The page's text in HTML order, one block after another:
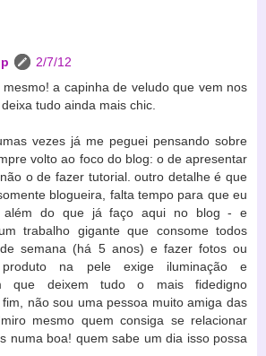
2/7/12
a capinha de veludo que vem nos
tudo ainda mais chic.
vezes já me peguei pensando sobre
volto ao foco do blog: o de apresentar
o de fazer tutorial. outro detalhe é que
blogueira, falta tempo para que eu
além do que já faço aqui no blog - e
trabalho gigante que consome todos
semana (há 5 anos) e fazer fotos ou
na pele exige iluminação e
que deixem tudo o mais fidedigno
não sou uma pessoa muito amiga das
mesmo quem consiga se relacionar
numa boa! quem sabe um dia isso possa